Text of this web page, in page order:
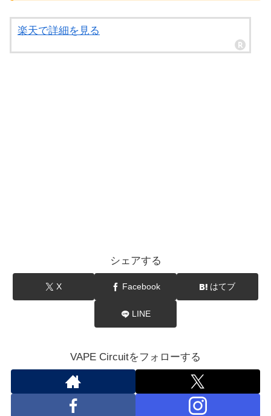
楽天で詳細を見る
シェアする
X Facebook はてブ
LINE
VAPE Circuitをフォローする